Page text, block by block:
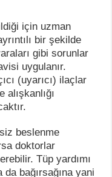
için uzman
bir şekilde
gibi sorunlar
uygulanır.
(uyarıcı) ilaçlar
beslenme
doktorlar
Tüp yardımı
bağırsağına yani